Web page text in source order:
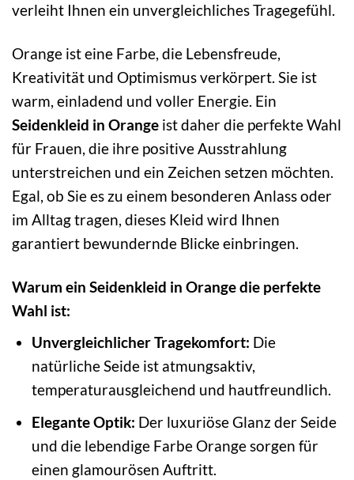
verleiht Ihnen ein unvergleichliches Tragegefühl.
Orange ist eine Farbe, die Lebensfreude,
Kreativität und Optimismus verkörpert. Sie ist
warm, einladend und voller Energie. Ein
Seidenkleid in Orange ist daher die perfekte Wahl
für Frauen, die ihre positive Ausstrahlung
unterstreichen und ein Zeichen setzen möchten.
Egal, ob Sie es zu einem besonderen Anlass oder
im Alltag tragen, dieses Kleid wird Ihnen
garantiert bewundernde Blicke einbringen.
Warum ein Seidenkleid in Orange die perfekte
Wahl ist:
Unvergleichlicher Tragekomfort: Die
natürliche Seide ist atmungsaktiv,
temperaturausgleichend und hautfreundlich.
Elegante Optik: Der luxuriöse Glanz der Seide
und die lebendige Farbe Orange sorgen für
einen glamourösen Auftritt.